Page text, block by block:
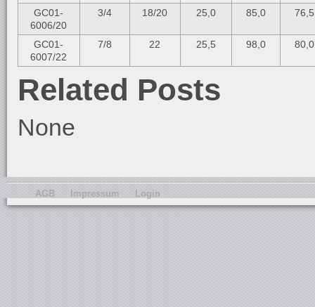
GC01-
6006/20
3/4 18/20 25,0 85,0 76,5
GC01-
6007/22
7/8 22 25,5 98,0 80,0
Related Posts
None
AGB Impressum Login